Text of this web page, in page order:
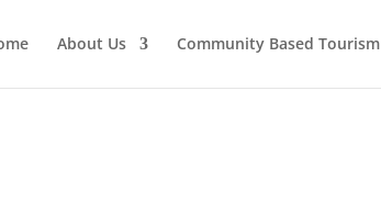
About Us Community Based Tourism